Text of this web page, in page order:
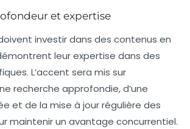
et expertise
investir dans des contenus en
leur expertise dans des
L’accent sera mis sur
recherche approfondie, d’une
et de la mise à jour régulière des
maintenir un avantage concurrentiel.